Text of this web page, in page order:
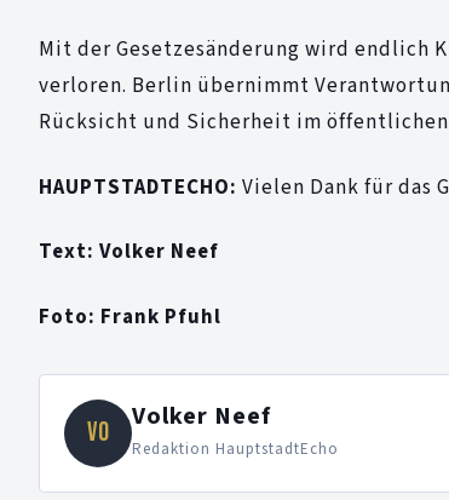
Mit der Gesetzesänderung wird endlich
verloren. Berlin übernimmt
Rücksicht und Sicherheit im öffentlichen
HAUPTSTADTECHO: Vielen Dank für das
Text: Volker Neef
Foto: Frank Pfuhl
VO Volker Neef
Redaktion HauptstadtEcho